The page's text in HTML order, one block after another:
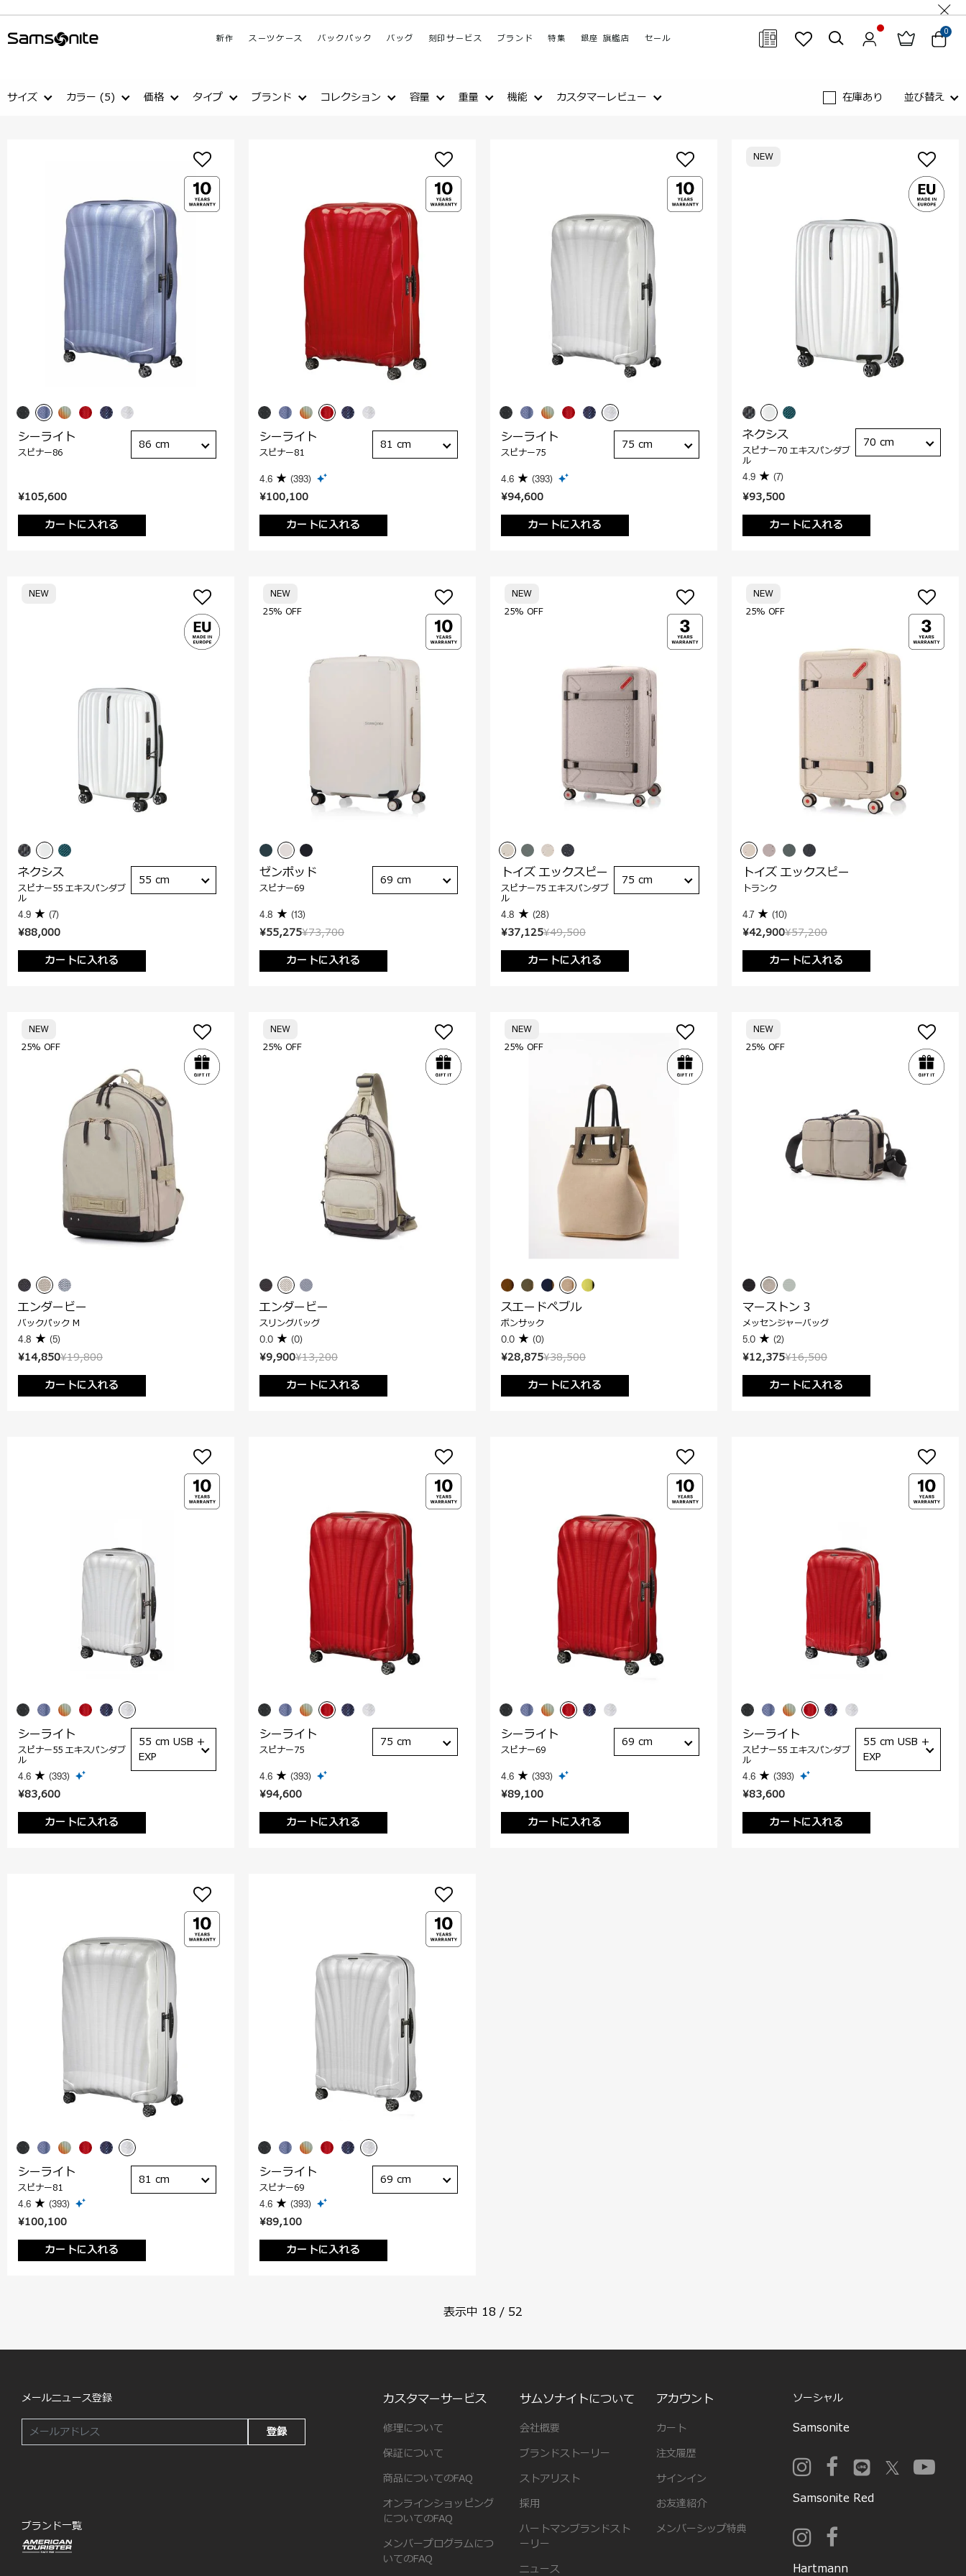
新作 スーツケース バックパック バッグ 刻印サービス ブランド 特集 銀座 旗艦店 セール
0
閉じる
サイズ カラー (5) 価格 タイプ ブランド コレクション 容量 重量 機能 カスタマーレビュー 在庫あり 並び替え
¥105,600
カートに入れる
シーライト
スピナー86
86 cm
¥100,100
カートに入れる
シーライト
スピナー81
4.6 (393)
81 cm
¥94,600
カートに入れる
シーライト
スピナー75
4.6 (393)
75 cm
¥93,500
カートに入れる
NEW
ネクシス
スピナー70 エキスパンダブ
ル
4.9 (7)
70 cm
¥88,000
カートに入れる
NEW
ネクシス
スピナー55 エキスパンダブ
ル
4.9 (7)
55 cm
¥73,700
¥55,275
カートに入れる
25% OFF
NEW
ゼンポッド
スピナー69
4.8 (13)
69 cm
¥49,500
¥37,125
カートに入れる
25% OFF
NEW
トイズ エックスピー
スピナー75 エキスパンダブ
ル
4.8 (28)
75 cm
¥57,200
¥42,900
カートに入れる
25% OFF
NEW
トイズ エックスピー
トランク
4.7 (10)
¥19,800
¥14,850
カートに入れる
25% OFF
NEW
エンダービー
バックパック M
4.8 (5)
¥13,200
¥9,900
カートに入れる
25% OFF
NEW
エンダービー
スリングバッグ
0.0 (0)
¥38,500
¥28,875
カートに入れる
25% OFF
NEW
スエードぺブル
ボンサック
0.0 (0)
¥16,500
¥12,375
カートに入れる
25% OFF
NEW
マーストン 3
メッセンジャーバッグ
5.0 (2)
¥83,600
カートに入れる
シーライト
スピナー55 エキスパンダブ
ル
4.6 (393)
55 cm USB +
EXP
¥94,600
カートに入れる
シーライト
スピナー75
4.6 (393)
75 cm
¥89,100
カートに入れる
シーライト
スピナー69
4.6 (393)
69 cm
¥83,600
カートに入れる
シーライト
スピナー55 エキスパンダブ
ル
4.6 (393)
55 cm USB +
EXP
¥100,100
カートに入れる
シーライト
スピナー81
4.6 (393)
81 cm
¥89,100
カートに入れる
シーライト
スピナー69
4.6 (393)
69 cm
表示中 18 / 52
メールニュース登録
登録
ブランド一覧
カスタマーサービス
修理について
保証について
商品についてのFAQ
オンラインショッピング
についてのFAQ
メンバープログラムにつ
いてのFAQ
サムソナイトについて
会社概要
ブランドストーリー
ストアリスト
採用
ハートマンブランドスト
ーリー
ニュース
アカウント
カート
注文履歴
サインイン
お友達紹介
メンバーシップ特典
ソーシャル
Samsonite
Samsonite Red
Hartmann